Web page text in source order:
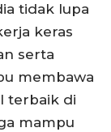
tidak lupa
keras
serta
membawa
terbaik di
mampu